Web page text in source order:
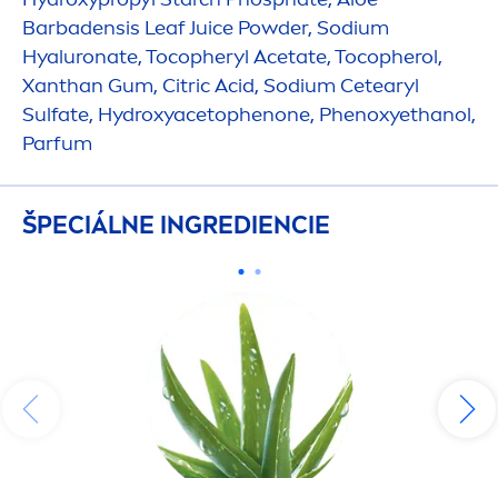
Barbadensis Leaf Juice Powder, Sodium
Hyaluronate, Tocopheryl Acetate, Tocopherol,
Xanthan Gum, Citric Acid, Sodium Cetearyl
Sulfate, Hydroxyacetophenone, Phenoxyethanol,
Parfum
ŠPECIÁLNE INGREDIENCIE